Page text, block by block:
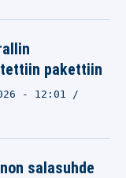
pakettiin
- 12:01
salasuhde